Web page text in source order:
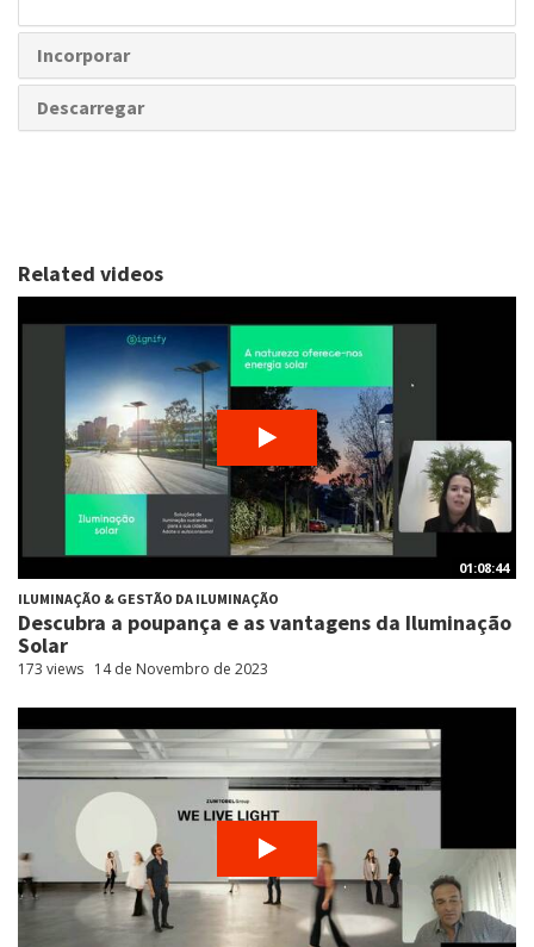
Incorporar
Descarregar
Related videos
01:08:44
ILUMINAÇÃO & GESTÃO DA ILUMINAÇÃO
Descubra a poupança e as vantagens da Iluminação
Solar
173 views 14 de Novembro de 2023